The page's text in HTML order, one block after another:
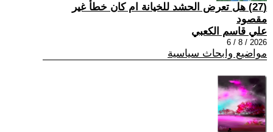
(27) هل تعرض الحشد للخيانة ام كان خطأ غير
مقصود
علي قاسم الكعبي
2026 / 8 / 6
مواضيع وابحاث سياسية